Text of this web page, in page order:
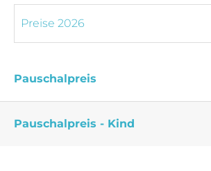
Pauschalpreis
Pauschalpreis - Kind